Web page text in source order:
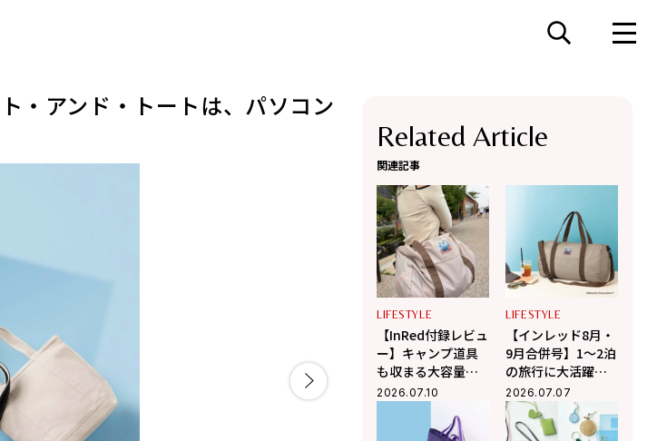
・アンド・トートは、パソコン
Related Article
関連記事
LIFESTYLE
【InRed付録レビュ
ー】キャンプ道具
も収まる大容量！
2WAY仕様の「ムー
ミン ショルダース
トラップ付きボス
2026.07.10
LIFESTYLE
【インレッド8月・
9月合併号】1〜2泊
の旅行に大活躍！
ムーミンのボスト
ンバッグ付録
2026.07.07